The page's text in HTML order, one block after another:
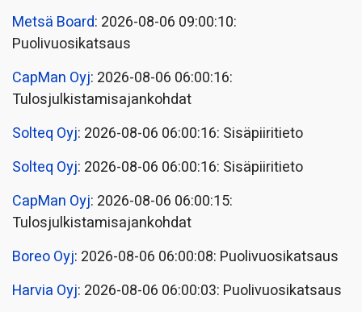
Metsä Board: 2026-08-06 09:00:10:
Puolivuosikatsaus
CapMan Oyj: 2026-08-06 06:00:16:
Tulosjulkistamisajankohdat
Solteq Oyj: 2026-08-06 06:00:16: Sisäpiiritieto
Solteq Oyj: 2026-08-06 06:00:16: Sisäpiiritieto
CapMan Oyj: 2026-08-06 06:00:15:
Tulosjulkistamisajankohdat
Boreo Oyj: 2026-08-06 06:00:08: Puolivuosikatsaus
Harvia Oyj: 2026-08-06 06:00:03: Puolivuosikatsaus